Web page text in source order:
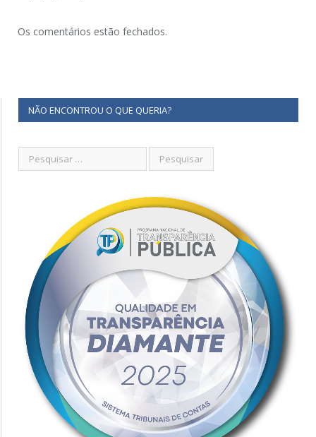
Os comentários estão fechados.
NÃO ENCONTROU O QUE QUERIA?